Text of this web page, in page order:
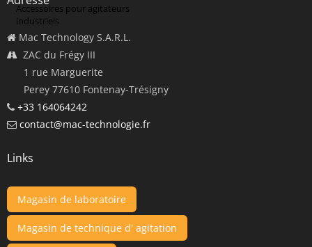
Accessoires pour agitateurs
industriels
Mac Technology S.A.R.L.
ZAC du Frégy III
1 rue Marguerite
Perey 77610 Fontenay-Trésigny
+33 164064242
contact@mac-technologie.fr
Links
Magasin de laboratoire
Magasin de technique d' agitation